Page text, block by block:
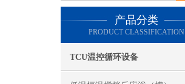
产品分类
PRODUCT CLASSIFICATION
TCU温控循环设备